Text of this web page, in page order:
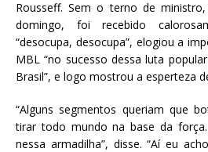
Rousseff. Sem o terno de
domingo, foi recebido
“desocupa, desocupa”, elogiou a
MBL “no sucesso dessa luta
Brasil”, e logo mostrou a esperteza
“Alguns segmentos queriam que
tirar todo mundo na base da
nessa armadilha”, disse. “Aí eu